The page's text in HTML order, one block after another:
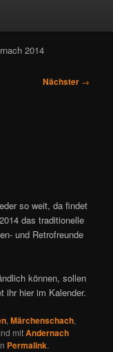
2014
Nächster →
so weit, da findet
das traditionelle
und Retrofreunde
können, sollen
ihr hier im Kalender.
,Märchenschach,
mitAndernach
Permalink.